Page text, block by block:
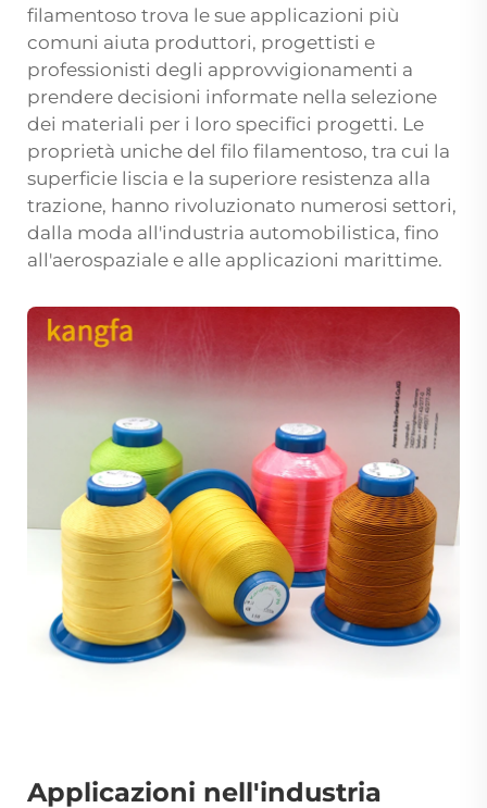
filamentoso trova le sue applicazioni più
comuni aiuta produttori, progettisti e
professionisti degli approvvigionamenti a
prendere decisioni informate nella selezione
dei materiali per i loro specifici progetti. Le
proprietà uniche del filo filamentoso, tra cui la
superficie liscia e la superiore resistenza alla
trazione, hanno rivoluzionato numerosi settori,
dalla moda all'industria automobilistica, fino
all'aerospaziale e alle applicazioni marittime.
Applicazioni nell'industria